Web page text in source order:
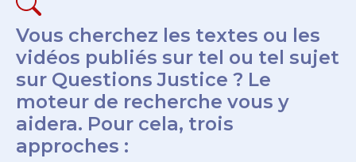
Vous cherchez les textes ou les
vidéos publiés sur tel ou tel sujet
sur Questions Justice ? Le
moteur de recherche vous y
aidera. Pour cela, trois
approches :